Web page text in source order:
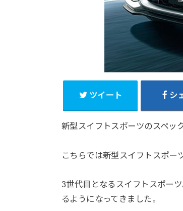
ツイート シ
新型スイフトスポーツのスペッ
こちらでは新型スイフトスポー
3世代目となるスイフトスポー
るようになってきました。